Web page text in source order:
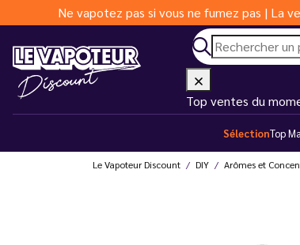
Ne vapotez pas si vous ne fumez pas | La
Top ventes du
SélectionTop
Le Vapoteur Discount DIY Arômes et